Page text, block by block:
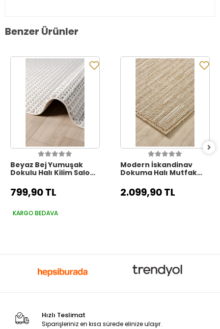
Benzer Ürünler
Beyaz Bej Yumuşak
Dokulu Halı Kilim Salon
Dokuma Makine Halısı
006
799,90 TL
KARGO BEDAVA
Modern İskandinav
Dokuma Halı Mutfak
Oturma Odası Balkon
Halısı 6
2.099,90 TL
Hızlı Teslimat
Siparişleriniz en kısa sürede elinize ulaşır.